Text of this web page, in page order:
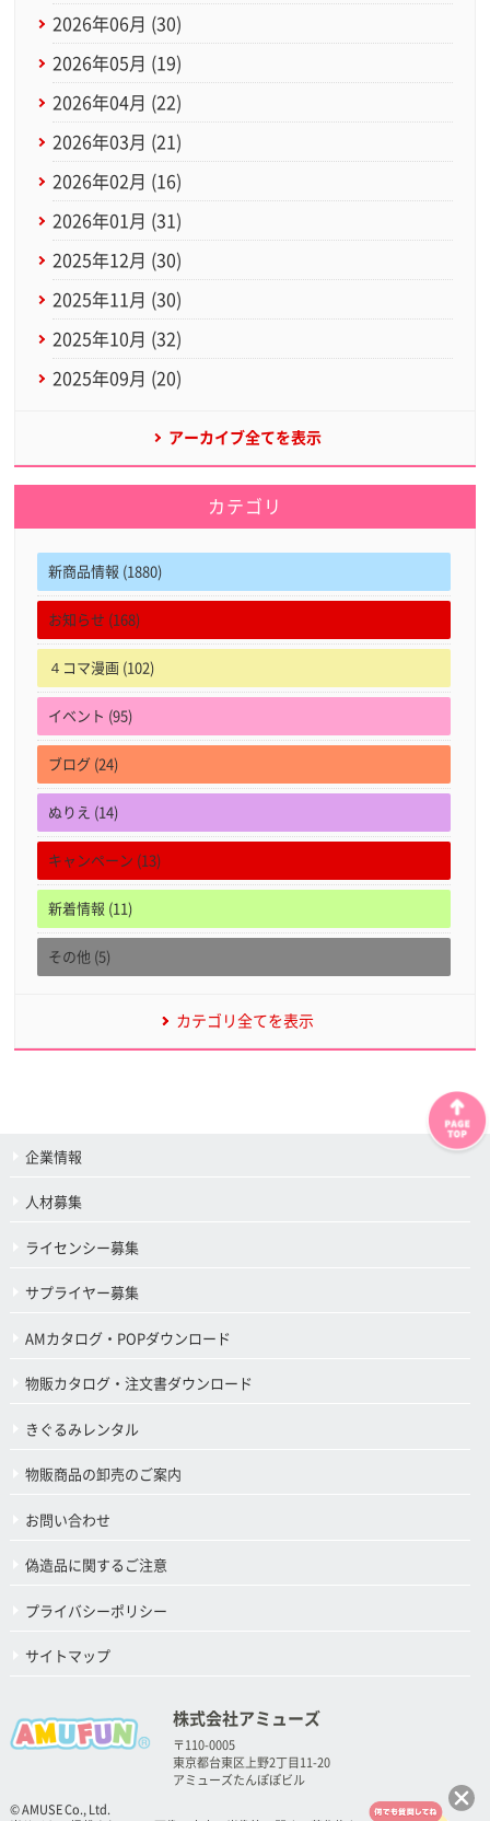
2026年06月 (30)
2026年05月 (19)
2026年04月 (22)
2026年03月 (21)
2026年02月 (16)
2026年01月 (31)
2025年12月 (30)
2025年11月 (30)
2025年10月 (32)
2025年09月 (20)
アーカイブ全てを表示
カテゴリ
新商品情報 (1880)
お知らせ (168)
４コマ漫画 (102)
イベント (95)
ブログ (24)
ぬりえ (14)
キャンペーン (13)
新着情報 (11)
その他 (5)
カテゴリ全てを表示
企業情報
人材募集
ライセンシー募集
サプライヤー募集
AMカタログ・POPダウンロード
物販カタログ・注文書ダウンロード
きぐるみレンタル
物販商品の卸売のご案内
お問い合わせ
偽造品に関するご注意
プライバシーポリシー
サイトマップ
株式会社アミューズ
〒110-0005
東京都台東区上野2丁目11-20
アミューズたんぽぽビル
© AMUSE Co., Ltd.